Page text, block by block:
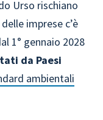
Urso rischiano
imprese c’è
1° gennaio 2028
da Paesi
ambientali